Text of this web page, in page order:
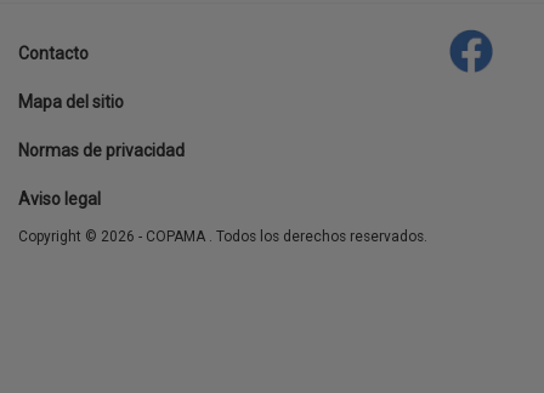
Footer
menu
Contacto
Mapa del sitio
Normas de privacidad
Aviso legal
Copyright © 2026 - COPAMA . Todos los derechos reservados.